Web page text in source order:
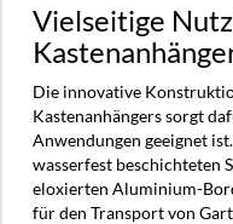
Vielseitige
Die innovative
Kastenanhängers sorgt
Anwendungen geeignet
wasserfest beschichteten
eloxierten Aluminium-
für den Transport von